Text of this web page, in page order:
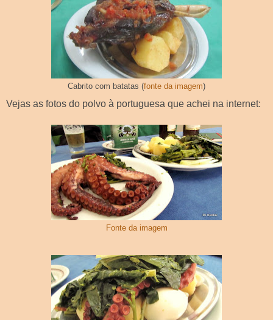
Cabrito com batatas (fonte da imagem)
Vejas as fotos do polvo à portuguesa que achei na internet:
Fonte da imagem